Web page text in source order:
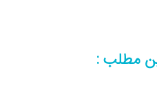
مطلب :